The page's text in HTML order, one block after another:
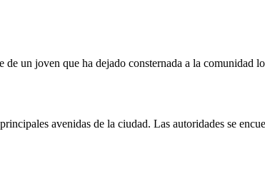
un joven que ha dejado consternada a la comunidad
avenidas de la ciudad. Las autoridades se